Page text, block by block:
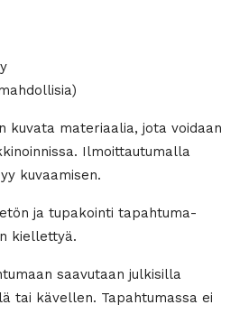
kuvata materiaalia, jota voidaan
Ilmoittautumalla
kuvaamisen.
ja tupakointi tapahtuma-
kiellettyä.
saavutaan julkisilla
tai kävellen. Tapahtumassa ei